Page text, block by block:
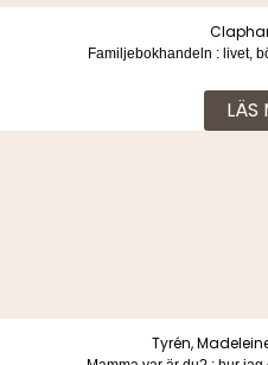
Familjebokhandeln : livet,
LÄS
Tyrén,